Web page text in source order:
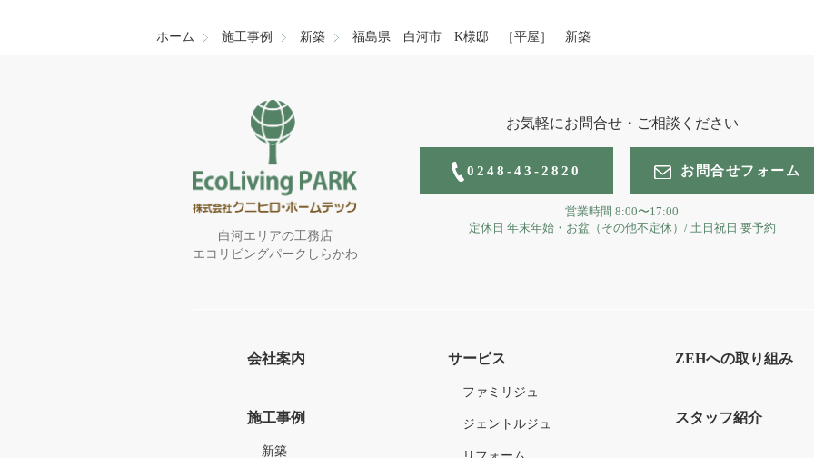
に
ホーム 施工事例 新築 福島県 白河市 K様邸 ［平屋］ 新築
白河エリアの工務店
エコリビングパークしらかわ
お気軽にお問合せ・ご相談ください
0248-43-2820 お問合せフォーム
営業時間 8:00〜17:00
定休日 年末年始・お盆（その他不定休） / 土日祝日 要予約
会社案内
施工事例
新築
サービス
ファミリジュ
ジェントルジュ
ZEHへの取り組み
スタッフ紹介